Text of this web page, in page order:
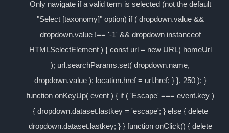
Only navigate if a valid term is selected (not the default
"Select [taxonomy]" option) if ( dropdown.value &&
dropdown.value !== '-1' && dropdown instanceof
HTMLSelectElement ) { const url = new URL( homeUrl
); url.searchParams.set( dropdown.name,
dropdown.value ); location.href = url.href; } }, 250 ); }
function onKeyUp( event ) { if ( 'Escape' === event.key )
{ dropdown.dataset.lastkey = 'escape'; } else { delete
dropdown.dataset.lastkey; } } function onClick() { delete